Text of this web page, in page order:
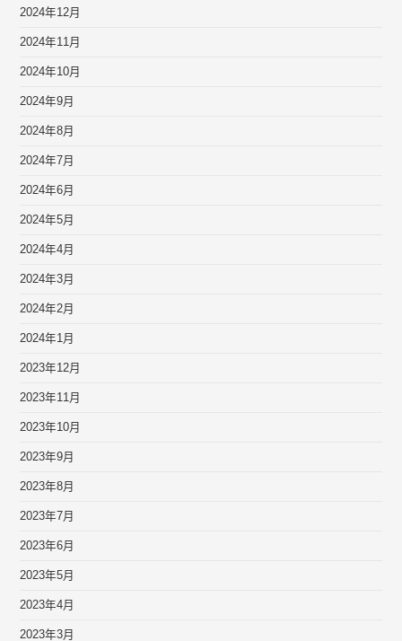
2024年12月
2024年11月
2024年10月
2024年9月
2024年8月
2024年7月
2024年6月
2024年5月
2024年4月
2024年3月
2024年2月
2024年1月
2023年12月
2023年11月
2023年10月
2023年9月
2023年8月
2023年7月
2023年6月
2023年5月
2023年4月
2023年3月